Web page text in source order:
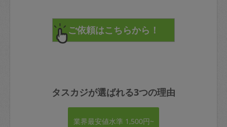
タスカジが選ばれる3つの理由
業界最安値水準 1,500円~